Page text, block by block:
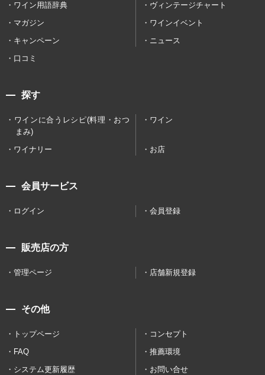
ワイン用語辞典
ヴィンテージチャート
マガジン
ワインイベント
キャンペーン
ニュース
口コミ
探す
ワインに合うレシピ(料理・おつ
まみ)
ワイン
ワイナリー お店
会員サービス
ログイン 会員登録
販売店の方
管理ページ 店舗新規登録
その他
トップページ
コンセプト
FAQ
推薦環境
システム更新履歴
お問い合せ